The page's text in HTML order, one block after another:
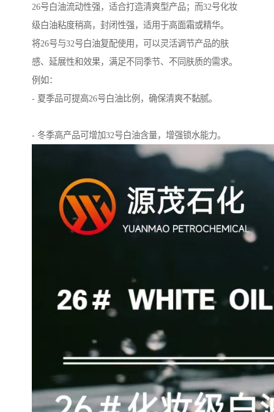
26号白油流动性强，适合打造清爽型产品；而32号化妆
级白油粘度稍高，封闭性强，适用于高面霜或精华。
将26号与32号白油复配使用，可以灵活调节产品的肤
感、延展性和效果，满足不同季节、不同肤质的需求。
例如：
- 夏季品可提高26号白油比例，确保清爽不黏腻。
- 冬季高产品可增加32号白油含量，增强锁水能力。